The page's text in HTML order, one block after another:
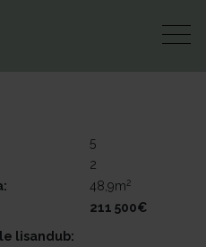
5
2
48,9m2
211 500€
lisandub: